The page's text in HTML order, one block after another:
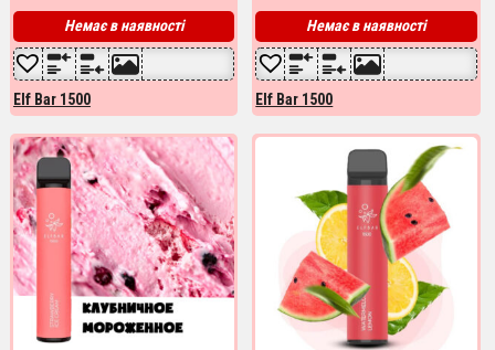
Немає в наявності
Elf Bar 1500
Немає в наявності
Elf Bar 1500